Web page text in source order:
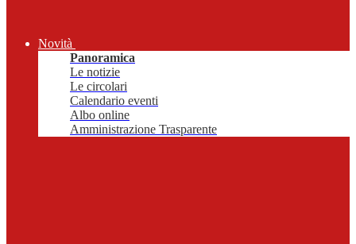
Novità
Panoramica
Le notizie
Le circolari
Calendario eventi
Albo online
Amministrazione Trasparente